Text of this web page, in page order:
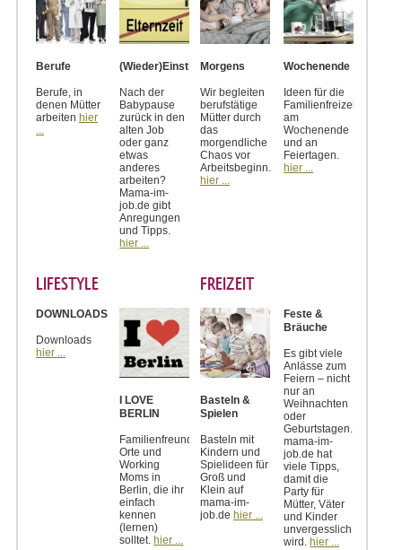
Berufe
Berufe, in
denen Mütter
arbeiten hier
...
(Wieder)Einstieg
Nach der
Babypause
zurück in den
alten Job
oder ganz
etwas
anderes
arbeiten?
Mama-im-
job.de gibt
Anregungen
und Tipps.
hier ...
Morgens
Wir begleiten
berufstätige
Mütter durch
das
morgendliche
Chaos vor
Arbeitsbeginn.
hier ...
Wochenende
Ideen für die
Familienfreizeit
am
Wochenende
und an
Feiertagen.
hier ...
LIFESTYLE
DOWNLOADS
Downloads
hier ...
I LOVE
BERLIN
Familienfreundliche
Orte und
Working
Moms in
Berlin, die ihr
einfach
kennen
(lernen)
solltet.hier ...
FREIZEIT
Basteln &
Spielen
Basteln mit
Kindern und
Spielideen für
Groß und
Klein auf
mama-im-
job.de hier ...
Feste &
Bräuche
Es gibt viele
Anlässe zum
Feiern – nicht
nur an
Weihnachten
oder
Geburtstagen.
mama-im-
job.de hat
viele Tipps,
damit die
Party für
Mütter, Väter
und Kinder
unvergesslich
wird. hier ...